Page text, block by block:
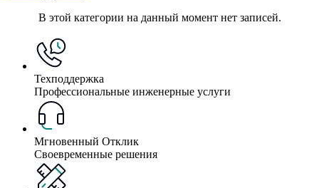
В этой категории на данный момент нет записей.
Техподдержка
Профессиональные инженерные услуги
Мгновенный Отклик
Своевременные решения